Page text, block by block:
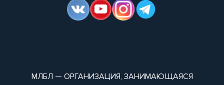
МЛБЛ — ОРГАНИЗАЦИЯ, ЗАНИМАЮЩАЯСЯ